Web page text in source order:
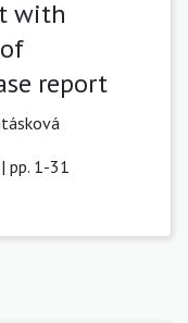
with
report
| pp. 1-31